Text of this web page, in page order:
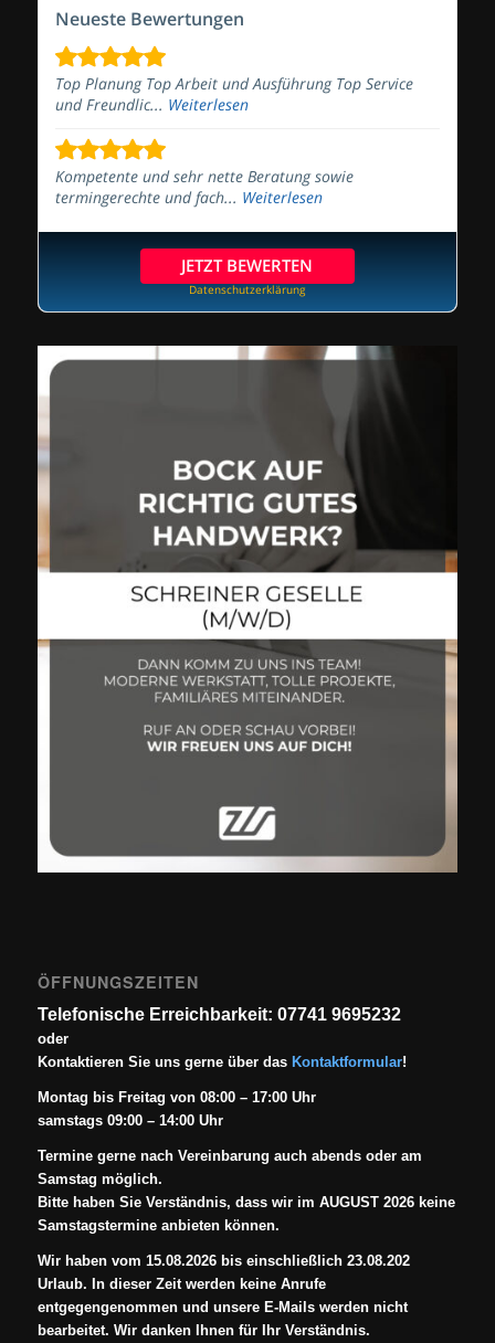
Neueste Bewertungen
Top Planung Top Arbeit und Ausführung Top Service
und Freundlic... Weiterlesen
Kompetente und sehr nette Beratung sowie
termingerechte und fach... Weiterlesen
JETZT BEWERTEN
Datenschutzerklärung
ÖFFNUNGSZEITEN
Telefonische Erreichbarkeit: 07741 9695232
oder
Kontaktieren Sie uns gerne über das Kontaktformular!
Montag bis Freitag von 08:00 – 17:00 Uhr
samstags 09:00 – 14:00 Uhr
Termine gerne nach Vereinbarung auch abends oder am
Samstag möglich.
Bitte haben Sie Verständnis, dass wir im AUGUST 2026 keine
Samstagstermine anbieten können.
Wir haben vom 15.08.2026 bis einschließlich 23.08.202
Urlaub. In dieser Zeit werden keine Anrufe
entgegengenommen und unsere E-Mails werden nicht
bearbeitet. Wir danken Ihnen für Ihr Verständnis.